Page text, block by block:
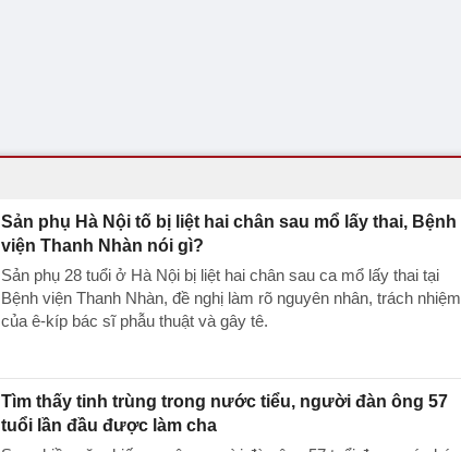
Sản phụ Hà Nội tố bị liệt hai chân sau mổ lấy thai, Bệnh
viện Thanh Nhàn nói gì?
Sản phụ 28 tuổi ở Hà Nội bị liệt hai chân sau ca mổ lấy thai tại
Bệnh viện Thanh Nhàn, đề nghị làm rõ nguyên nhân, trách nhiệm
của ê-kíp bác sĩ phẫu thuật và gây tê.
Tìm thấy tinh trùng trong nước tiểu, người đàn ông 57
tuổi lần đầu được làm cha